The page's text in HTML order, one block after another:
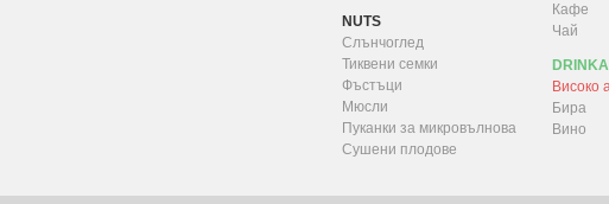
NUTS
Слънчоглед
Тиквени семки
Фъстъци
Мюсли
Пуканки за микровълнова
Сушени плодове
Кафе
Чай
Високо
Бира
Вино